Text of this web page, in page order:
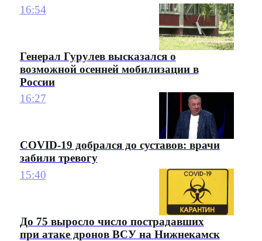
16:54
Генерал Гурулев высказался о
возможной осенней мобилизации в
России
16:27
COVID-19 добрался до суставов: врачи
забили тревогу
15:40
До 75 выросло число пострадавших
при атаке дронов ВСУ на Нижнекамск